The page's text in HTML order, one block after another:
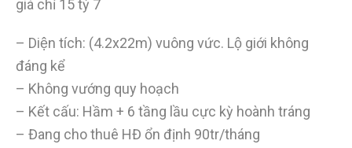
giá chỉ 15 tỷ 7
– Diện tích: (4.2x22m) vuông vức. Lộ giới không
đáng kể
– Không vướng quy hoạch
– Kết cấu: Hầm + 6 tầng lầu cực kỳ hoành tráng
– Đang cho thuê HĐ ổn định 90tr/tháng